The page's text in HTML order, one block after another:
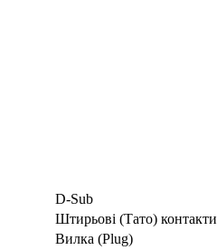
D-Sub
Штирьові (Тато) контакти
Вилка (Plug)